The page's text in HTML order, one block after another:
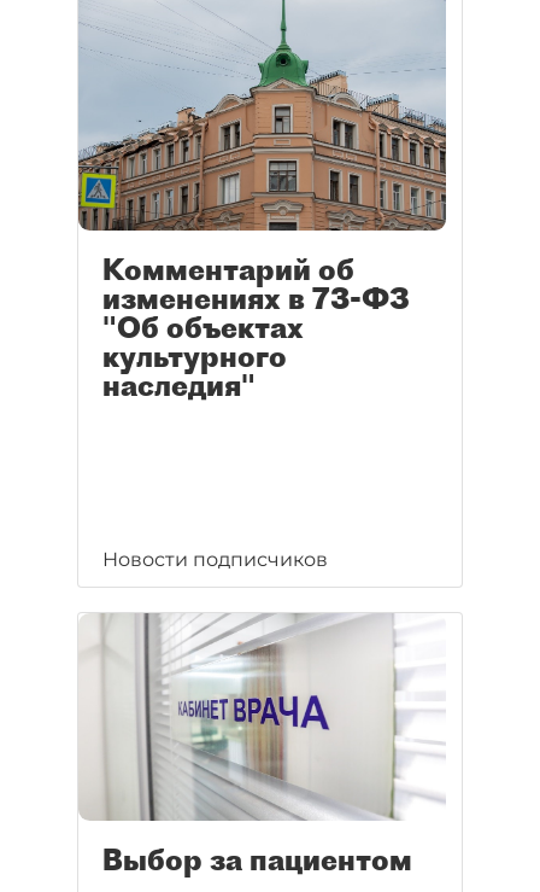
Комментарий об
изменениях в 73-ФЗ
"Об объектах
культурного
наследия"
Новости подписчиков
Выбор за пациентом